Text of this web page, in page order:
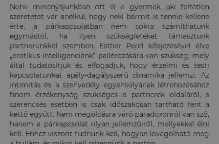
Noha mindnyájunkban ott él a gyermek, aki feltétlen
szeretetet vár anélkül, hogy neki bármit is tennie kellene
érte, a párkapcsolatban nem sokra számíthatunk
egymástól, ha ilyen szükségleteket támasztunk
partnerünkkel szemben. Esther Perel kifejezésével élve
„erotikus intelligenciánk” pallérozására van szükség, mely
által tudatosítjuk és elfogadjuk, hogy érzelmi és testi
kapcsolatunkat apály-dagályszerű dinamika jellemzi. Az
intimitás és a szenvedély egyensúlyának létrehozásához
finom érzékenység szükséges a partnerek oldaláról, s
szerencsés esetben is csak időszakosan tartható fent a
kettő együtt. Nem megoldásra váró paradoxonról van szó,
hanem a párkapcsolat olyan jellemzőiről, mellyekkel élni
kell. Ehhez viszont tudnunk kell, hogyan lovagolható meg